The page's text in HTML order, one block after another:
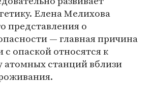
Елена Мелихова
представления о
— главная причина
с опаской относятся к
атомных станций вблизи